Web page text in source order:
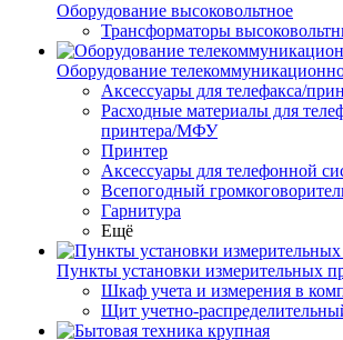
Оборудование высоковольтное
Трансформаторы
Оборудование
Аксессуары для телефакса/
Расходные материалы для
принтера/МФУ
Принтер
Аксессуары для телефонной
Всепогодный
Гарнитура
Ещё
Пункты установки измерительных
Шкаф учета и измерения в
Щит учетно-